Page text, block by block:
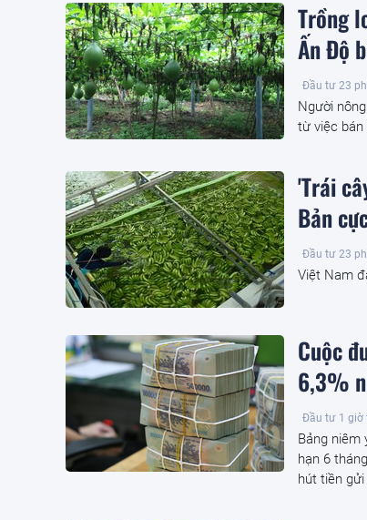
Trồng
Ấn Độ
Đầu tư 23
Người
từ việc bán
'Trái
Bản
Đầu tư 23
Việt Nam
Cuộc
6,3%
Đầu tư 1 giờ
Bảng niêm
hạn 6
hút tiền